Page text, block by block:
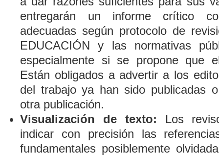
entregarán un informe crítico
adecuadas según protocolo de
EDUCACIÓN y las normativas
especialmente si se propone que
Están obligados a advertir a los
del trabajo ya han sido publicadas
otra publicación.
Visualización de texto: Los
indicar con precisión las
fundamentales posiblemente